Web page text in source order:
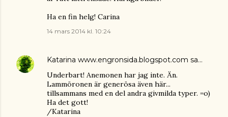
Ha en fin helg! Carina
14 mars 2014 kl. 10:24
Katarina www.engronsida.blogspot.com sa…
Underbart! Anemonen har jag inte. Än.
Lammöronen är generösa även här...
tillsammans med en del andra givmilda typer. =o)
Ha det gott!
/Katarina